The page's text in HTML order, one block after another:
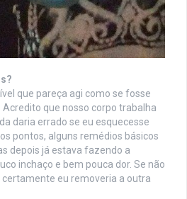
que pareça agi como se fosse
que nosso corpo trabalha
daria errado se eu esquecesse
pontos, alguns remédios básicos
depois já estava fazendo a
inchaço e bem pouca dor. Se não
eu removeria a outra